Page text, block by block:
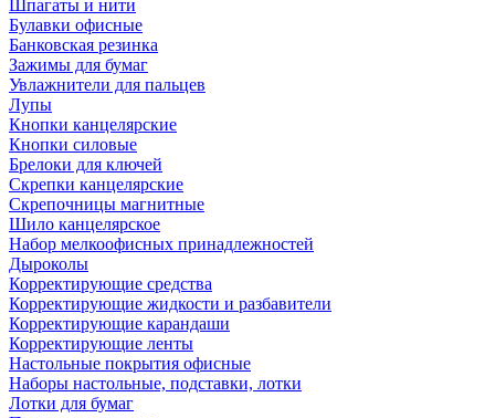
Шпагаты и нити
Булавки офисные
Банковская резинка
Зажимы для бумаг
Увлажнители для пальцев
Лупы
Кнопки канцелярские
Кнопки силовые
Брелоки для ключей
Скрепки канцелярские
Скрепочницы магнитные
Шило канцелярское
Набор мелкоофисных принадлежностей
Дыроколы
Корректирующие средства
Корректирующие жидкости и разбавители
Корректирующие карандаши
Корректирующие ленты
Настольные покрытия офисные
Наборы настольные, подставки, лотки
Лотки для бумаг